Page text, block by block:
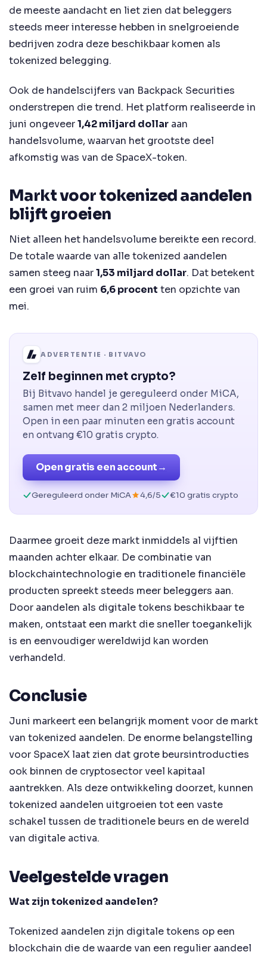
de meeste aandacht en liet zien dat beleggers
steeds meer interesse hebben in snelgroeiende
bedrijven zodra deze beschikbaar komen als
tokenized belegging.
Ook de handelscijfers van Backpack Securities
onderstrepen die trend. Het platform realiseerde in
juni ongeveer1,42 miljard dollar aan
handelsvolume, waarvan het grootste deel
afkomstig was van de SpaceX-token.
Markt voor tokenized aandelen
blijft groeien
Niet alleen het handelsvolume bereikte een record.
De totale waarde van alle tokenized aandelen
samen steeg naar1,53 miljard dollar. Dat betekent
een groei van ruim 6,6 procent ten opzichte van
mei.
ADVERTENTIE · BITVAVO
Zelf beginnen met crypto?
Bij Bitvavo handel je gereguleerd onder MiCA,
samen met meer dan 2 miljoen Nederlanders.
Open in een paar minuten een gratis account
en ontvang €10 gratis crypto.
Open gratis een account→
Gereguleerd onder MiCA 4,6/5 €10 gratis crypto
Daarmee groeit deze markt inmiddels al vijftien
maanden achter elkaar. De combinatie van
blockchaintechnologie en traditionele financiële
producten spreekt steeds meer beleggers aan.
Door aandelen als digitale tokens beschikbaar te
maken, ontstaat een markt die sneller toegankelijk
is en eenvoudiger wereldwijd kan worden
verhandeld.
Conclusie
Juni markeert een belangrijk moment voor de markt
van tokenized aandelen. De enorme belangstelling
voor SpaceX laat zien dat grote beursintroducties
ook binnen de cryptosector veel kapitaal
aantrekken. Als deze ontwikkeling doorzet, kunnen
tokenized aandelen uitgroeien tot een vaste
schakel tussen de traditionele beurs en de wereld
van digitale activa.
Veelgestelde vragen
Wat zijn tokenized aandelen?
Tokenized aandelen zijn digitale tokens op een
blockchain die de waarde van een regulier aandeel